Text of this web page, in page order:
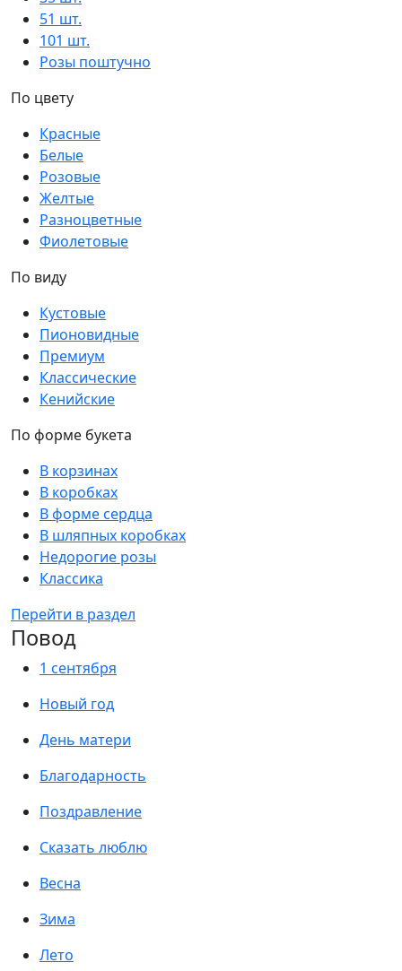
51 шт.
101 шт.
Розы поштучно
По цвету
Красные
Белые
Розовые
Желтые
Разноцветные
Фиолетовые
По виду
Кустовые
Пионовидные
Премиум
Классические
Кенийские
По форме букета
В корзинах
В коробках
В форме сердца
В шляпных коробках
Недорогие розы
Классика
Перейти в раздел
Повод
1 сентября
Новый год
День матери
Благодарность
Поздравление
Сказать люблю
Весна
Зима
Лето